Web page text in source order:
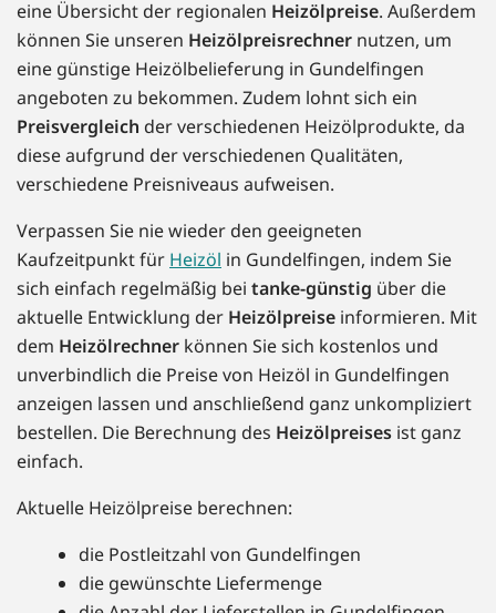
eine Übersicht der regionalen Heizölpreise. Außerdem
können Sie unseren Heizölpreisrechner nutzen, um
eine günstige Heizölbelieferung in Gundelfingen
angeboten zu bekommen. Zudem lohnt sich ein
Preisvergleich der verschiedenen Heizölprodukte, da
diese aufgrund der verschiedenen Qualitäten,
verschiedene Preisniveaus aufweisen.
Verpassen Sie nie wieder den geeigneten
Kaufzeitpunkt für Heizöl in Gundelfingen, indem Sie
sich einfach regelmäßig bei tanke-günstig über die
aktuelle Entwicklung der Heizölpreise informieren. Mit
dem Heizölrechner können Sie sich kostenlos und
unverbindlich die Preise von Heizöl in Gundelfingen
anzeigen lassen und anschließend ganz unkompliziert
bestellen. Die Berechnung des Heizölpreises ist ganz
einfach.
Aktuelle Heizölpreise berechnen:
die Postleitzahl von Gundelfingen
die gewünschte Liefermenge